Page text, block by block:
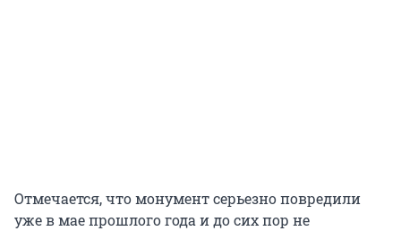
Отмечается, что монумент серьезно повредили
уже в мае прошлого года и до сих пор не